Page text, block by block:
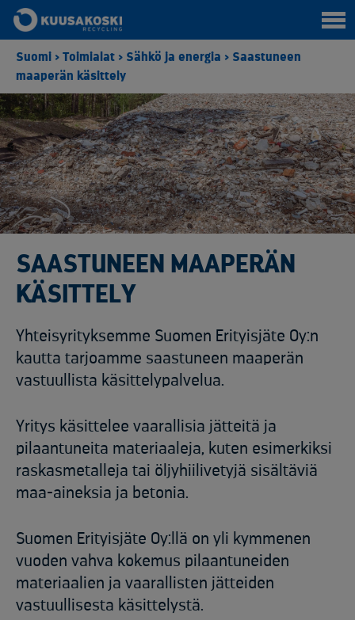
Suomi > Toimialat > Sähkö ja energia > Saastuneen
maaperän käsittely
SAASTUNEEN MAAPERÄN
KÄSITTELY
Yhteisyrityksemme Suomen Erityisjäte Oy:n
kautta tarjoamme saastuneen maaperän
vastuullista käsittelypalvelua.​
Yritys käsittelee vaarallisia jätteitä ja
pilaantuneita materiaaleja, kuten esimerkiksi
raskasmetalleja tai öljyhiilivetyjä sisältäviä
maa-aineksia ja betonia.​
Suomen Erityisjäte Oy:llä on yli kymmenen
vuoden vahva kokemus pilaantuneiden
materiaalien ja vaarallisten jätteiden
vastuullisesta käsittelystä.